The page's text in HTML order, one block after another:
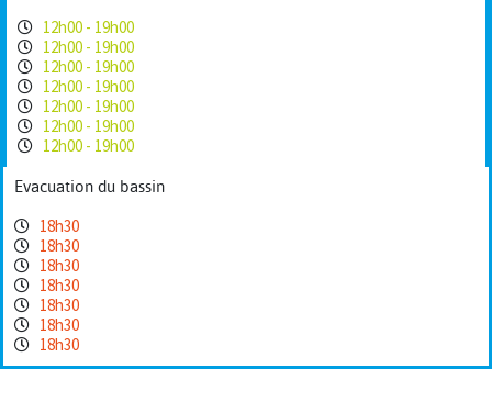
12h00 - 19h00
12h00 - 19h00
12h00 - 19h00
12h00 - 19h00
12h00 - 19h00
12h00 - 19h00
12h00 - 19h00
Evacuation du bassin
18h30
18h30
18h30
18h30
18h30
18h30
18h30